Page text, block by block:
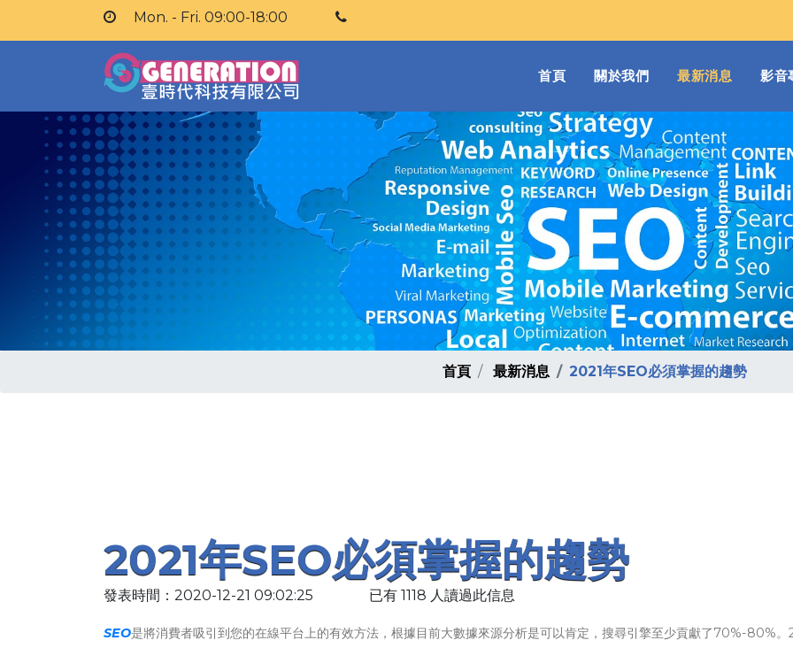
Mon. - Fri. 09:00-18:00
首頁(current)
關於我們 最新消息 影音
首頁 最新消息 2021年SEO必須掌握的趨勢
2021年SEO必須掌握的趨勢
發表時間：2020-12-21 09:02:25 已有 1118 人讀過此信息
SEO是將消費者吸引到您的在線平台上的有效方法，根據目前大數據來源分析是可以肯定，搜尋引擎至少貢獻了70%-80%